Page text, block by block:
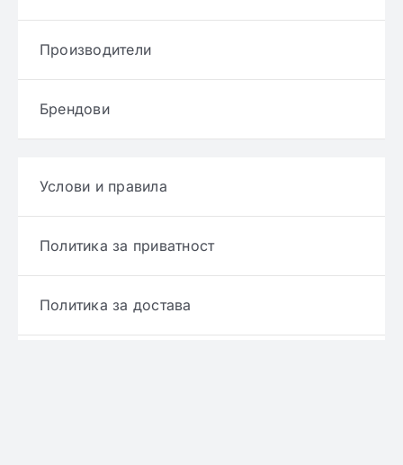
Производители
Брендови
Услови и правила
Политика за приватност
Политика за достава